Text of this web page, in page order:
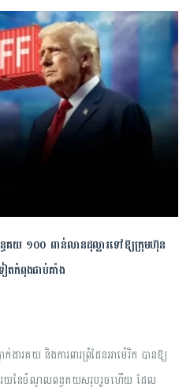
គយ ១០០ ពាន់លានដុល្លារទៅឱ្យក្រុមហ៊ុន
តកំពុងជាប់គាំង
រគយ និងការពារព្រំដែនអាម៉េរិក បានឱ្យ
គរយនៃចំណូលពន្ធគយសរុបរួចហើយ ដែល